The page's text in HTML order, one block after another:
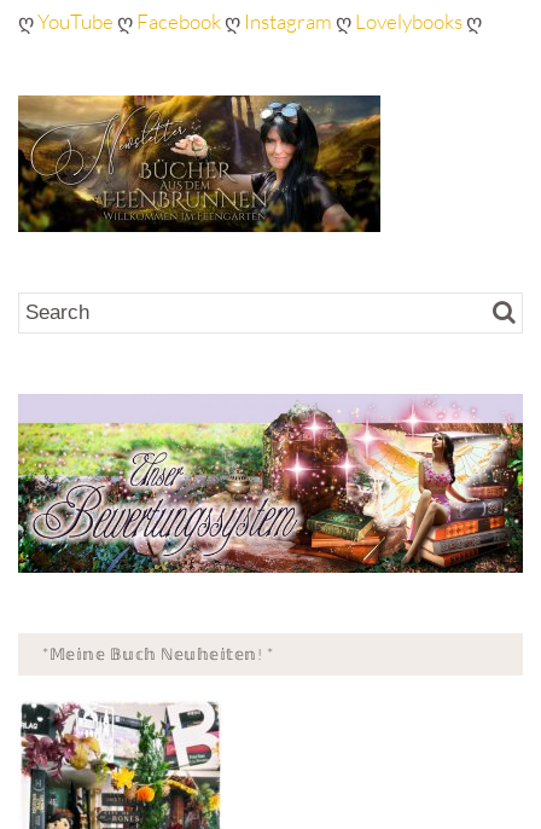
ღYouTubeღFacebookღ InstagramღLovelybooksღ
*𝕄𝕖𝕚𝕟𝕖 𝔹𝕦𝕔𝕙 ℕ𝕖𝕦𝕙𝕖𝕚𝕥𝕖𝕟! *